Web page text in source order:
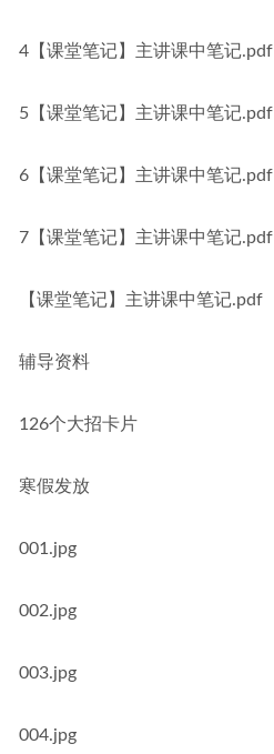
4【课堂笔记】主讲课中笔记.pdf
5【课堂笔记】主讲课中笔记.pdf
6【课堂笔记】主讲课中笔记.pdf
7【课堂笔记】主讲课中笔记.pdf
【课堂笔记】主讲课中笔记.pdf
辅导资料
126个大招卡片
寒假发放
001.jpg
002.jpg
003.jpg
004.jpg